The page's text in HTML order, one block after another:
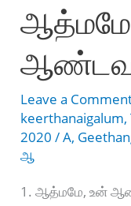
ஆனவரே
Leave a
keerthanaigalum,
2020/A,
ஆ
1. ஆத்மமே, உன்